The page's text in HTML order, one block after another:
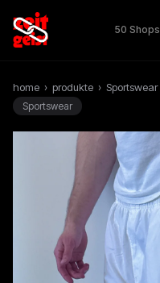
50 Shops
home › produkte › Sportswear
Sportswear